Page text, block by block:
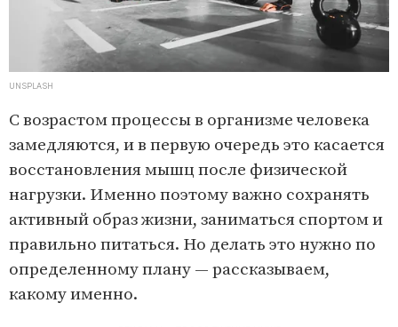
UNSPLASH
С возрастом процессы в организме человека
замедляются, и в первую очередь это касается
восстановления мышц после физической
нагрузки. Именно поэтому важно сохранять
активный образ жизни, заниматься спортом и
правильно питаться. Но делать это нужно по
определенному плану — рассказываем,
какому именно.